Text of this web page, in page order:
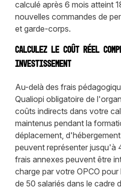
calculé après 6 mois atteint
nouvelles commandes de
et garde-corps.
Calculez le coût réel
investissement
Au-delà des frais
Qualiopi obligatoire de
coûts indirects dans votre
maintenus pendant la
déplacement,
peuvent représenter
frais annexes peuvent être
charge par votre OPCO
de 50 salariés dans le cadre